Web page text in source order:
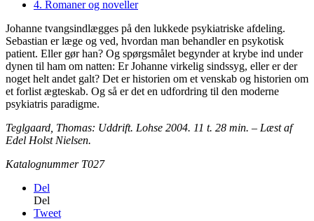
4. Romaner og noveller
Johanne tvangsindlægges på den lukkede psykiatriske afdeling.
Sebastian er læge og ved, hvordan man behandler en psykotisk
patient. Eller gør han? Og spørgsmålet begynder at krybe ind under
dynen til ham om natten: Er Johanne virkelig sindssyg, eller er der
noget helt andet galt? Det er historien om et venskab og historien om
et forlist ægteskab. Og så er det en udfordring til den moderne
psykiatris paradigme.
Teglgaard, Thomas: Uddrift. Lohse 2004. 11 t. 28 min. – Læst af
Edel Holst Nielsen.
Katalognummer T027
Del
Del
Tweet